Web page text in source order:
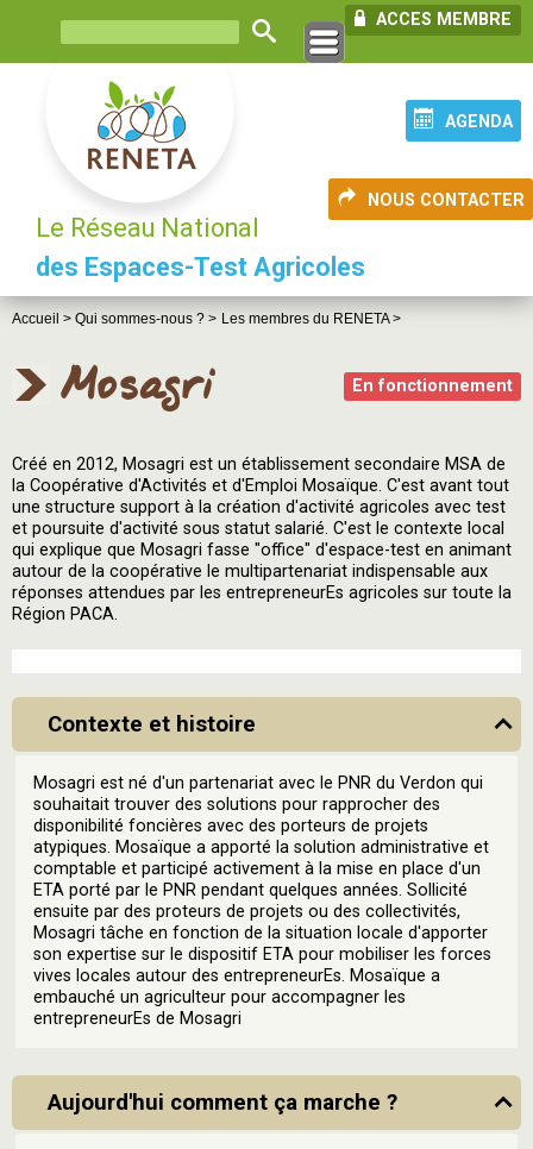
ACCES MEMBRE
AGENDA
NOUS CONTACTER
Le Réseau National
des Espaces-Test Agricoles
Accueil > Qui sommes-nous ? > Les membres du RENETA >
En fonctionnement
Mosagri
Créé en 2012, Mosagri est un établissement secondaire MSA de
la Coopérative d'Activités et d'Emploi Mosaïque. C'est avant tout
une structure support à la création d'activité agricoles avec test
et poursuite d'activité sous statut salarié. C'est le contexte local
qui explique que Mosagri fasse "office" d'espace-test en animant
autour de la coopérative le multipartenariat indispensable aux
réponses attendues par les entrepreneurEs agricoles sur toute la
Région PACA.
Contexte et histoire
Mosagri est né d'un partenariat avec le PNR du Verdon qui
souhaitait trouver des solutions pour rapprocher des
disponibilité foncières avec des porteurs de projets
atypiques. Mosaïque a apporté la solution administrative et
comptable et participé activement à la mise en place d'un
ETA porté par le PNR pendant quelques années. Sollicité
ensuite par des proteurs de projets ou des collectivités,
Mosagri tâche en fonction de la situation locale d'apporter
son expertise sur le dispositif ETA pour mobiliser les forces
vives locales autour des entrepreneurEs. Mosaïque a
embauché un agriculteur pour accompagner les
entrepreneurEs de Mosagri
Aujourd'hui comment ça marche ?